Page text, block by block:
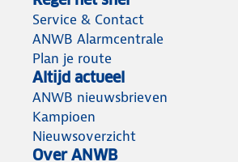
Service & Contact
ANWB Alarmcentrale
Plan je route
Altijd actueel
ANWB nieuwsbrieven
Kampioen
Nieuwsoverzicht
Over ANWB